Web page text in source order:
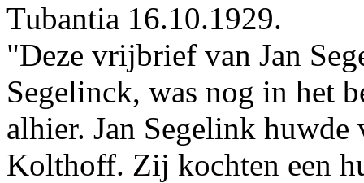
Tubantia 16.10.1929.
"Deze vrijbrief van Jan
Segelinck, was nog in het
alhier. Jan Segelink
Kolthoff. Zij kochten een